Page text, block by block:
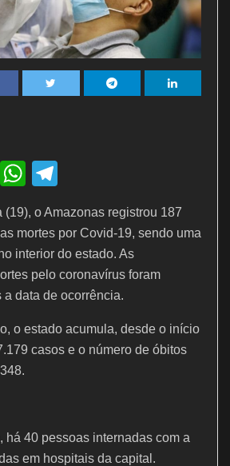
E
m
W
at
s
A
p
p
e
gr
a
m
(19), o Amazonas registrou 187
mortes por Covid-19, sendo uma
interior do estado. As
pelo coronavírus foram
data de ocorrência.
o estado acumula, desde o início
casos e o número de óbitos
há 40 pessoas internadas com a
em hospitais da capital.